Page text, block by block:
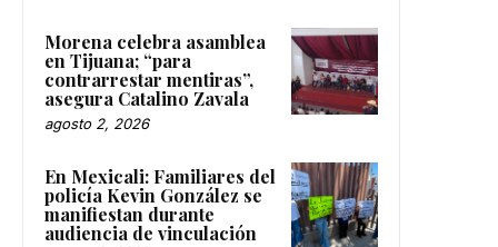
Morena celebra asamblea
en Tijuana; “para
contrarrestar mentiras”,
asegura Catalino Zavala
agosto 2, 2026
En Mexicali: Familiares del
policía Kevin González se
manifiestan durante
audiencia de vinculación